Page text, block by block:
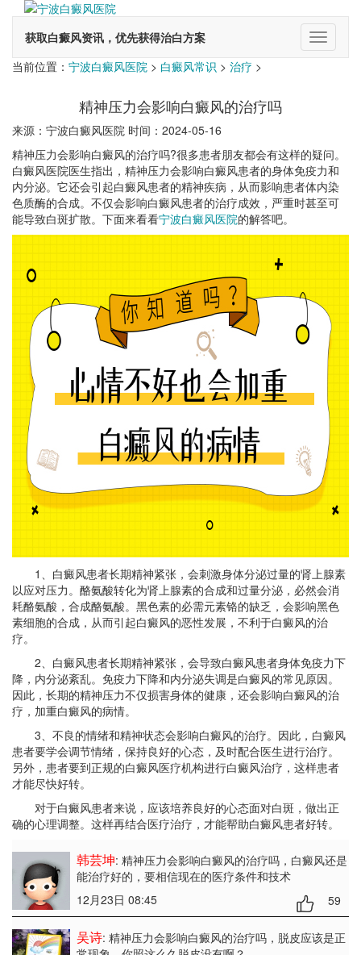
获取白癜风资讯，优先获得治白方案
切
换
当前位置： 宁波白癜风医院 > 白癜风常识 > 治疗 >
精神压力会影响白癜风的治疗吗
来源：宁波白癜风医院 时间：2024-05-16
精神压力会影响白癜风的治疗吗?很多患者朋友都会有这样的疑问。
白癜风医院医生指出，精神压力会影响白癜风患者的身体免疫力和
内分泌。它还会引起白癜风患者的精神疾病，从而影响患者体内染
色质酶的合成。不仅会影响白癜风患者的治疗成效，严重时甚至可
能导致白斑扩散。下面来看看宁波白癜风医院的解答吧。
1、白癜风患者长期精神紧张，会刺激身体分泌过量的肾上腺素
以应对压力。酪氨酸转化为肾上腺素的合成和过量分泌，必然会消
耗酪氨酸，合成酪氨酸。黑色素的必需元素铬的缺乏，会影响黑色
素细胞的合成，从而引起白癜风的恶性发展，不利于白癜风的治
疗。
2、白癜风患者长期精神紧张，会导致白癜风患者身体免疫力下
降，内分泌紊乱。免疫力下降和内分泌失调是白癜风的常见原因。
因此，长期的精神压力不仅损害身体的健康，还会影响白癜风的治
疗，加重白癜风的病情。
3、不良的情绪和精神状态会影响白癜风的治疗。因此，白癜风
患者要学会调节情绪，保持良好的心态，及时配合医生进行治疗。
另外，患者要到正规的白癜风医疗机构进行白癜风治疗，这样患者
才能尽快好转。
对于白癜风患者来说，应该培养良好的心态面对白斑，做出正
确的心理调整。这样再结合医疗治疗，才能帮助白癜风患者好转。
韩芸坤: 精神压力会影响白癜风的治疗吗，白癜风还是
能治疗好的，要相信现在的医疗条件和技术
12月23日 08:45
59
吴诗: 精神压力会影响白癜风的治疗吗，脱皮应该是正